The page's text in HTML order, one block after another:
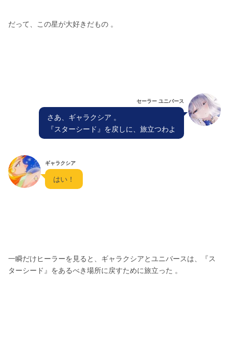
だって、この星が大好きだもの 。
セーラー ユニバース
  さあ、ギャラクシア 。
  『スターシード』を戻しに、旅立つわよ
ギャラクシア
  はい！
一瞬だけヒーラーを見ると、ギャラクシアとユニバースは、『ス
ターシード』をあるべき場所に戻すために旅立った 。